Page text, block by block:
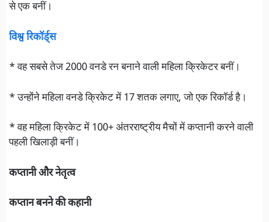
से एक बनीं।
विश्व रिकॉर्ड्स
* वह सबसे तेज 2000 वनडे रन बनाने वाली महिला क्रिकेटर बनीं।
* उन्होंने महिला वनडे क्रिकेट में 17 शतक लगाए, जो एक रिकॉर्ड है।
* वह महिला क्रिकेट में 100+ अंतरराष्ट्रीय मैचों में कप्तानी करने वाली
पहली खिलाड़ी बनीं।
कप्तानी और नेतृत्व
कप्तान बनने की कहानी